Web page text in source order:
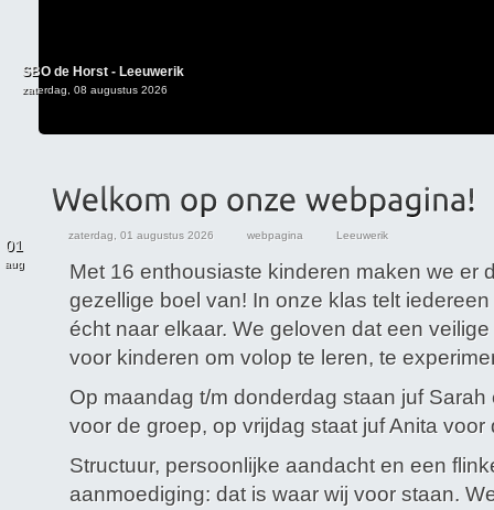
SBO de Horst - Leeuwerik
zaterdag, 08 augustus 2026
01
aug
zaterdag, 01 augustus 2026 webpagina Leeuwerik
Met 16 enthousiaste kinderen maken we er
gezellige boel van! In onze klas telt
écht naar elkaar. We geloven dat een
voor kinderen om volop te leren, te
Op maandag t/m donderdag staan juf Sarah
voor de groep, op vrijdag staat juf Anita voor
Structuur, persoonlijke aandacht en een
aanmoediging: dat is waar wij voor staan.